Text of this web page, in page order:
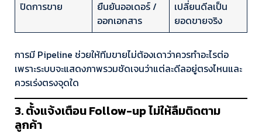
ปิดการขาย
ยืนยันออเดอร์ /
ออกเอกสาร
เปลี่ยนดีลเป็น
ยอดขายจริง
การมี Pipeline ช่วยให้ทีมขายไม่ต้องเดาว่าควรทำอะไรต่อ
เพราะระบบจะแสดงภาพรวมชัดเจนว่าแต่ละดีลอยู่ตรงไหนและ
ควรเร่งตรงจุดใด
3. ตั้งแจ้งเตือน Follow-up ไม่ให้ลืมติดตาม
ลูกค้า